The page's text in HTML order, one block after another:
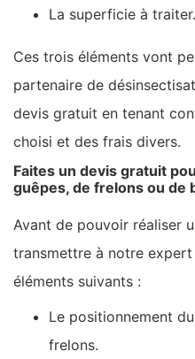
La superficie à traiter.
Ces trois éléments vont
partenaire de
devis gratuit en tenant
choisi et des frais divers.
Faites un devis gratuit
guêpes, de frelons ou de
Avant de pouvoir réaliser
transmettre à notre
éléments suivants :
Le positionnement
frelons.